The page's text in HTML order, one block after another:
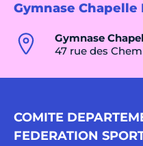
Gymnase
Gymnase
47 rue des
COMITE
FEDERATION